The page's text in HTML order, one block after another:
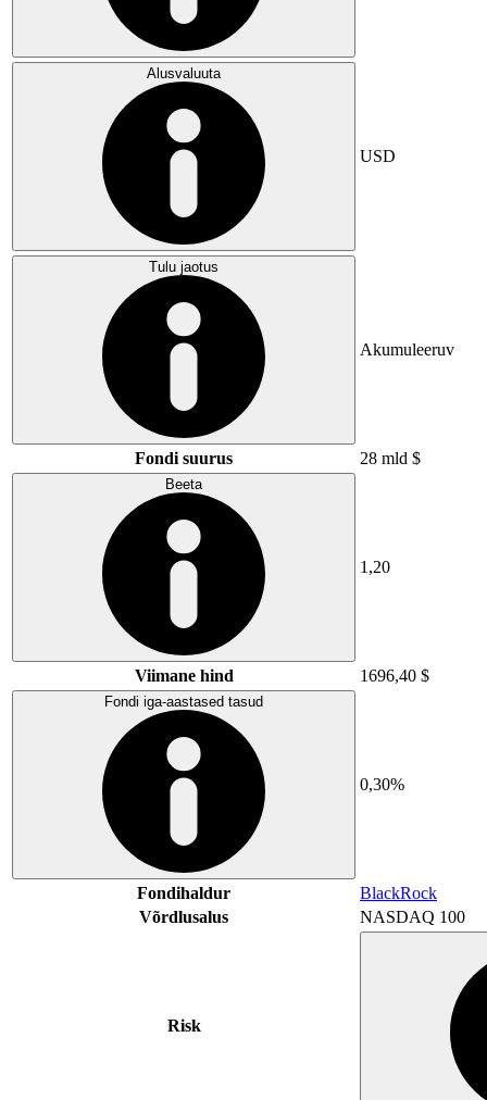
Alusvaluuta
USD
Tulu jaotus
Akumuleeruv
Fondi suurus 28 mld $
Beeta
1,20
Viimane hind 1696,40 $
Fondi iga-aastased tasud
0,30%
Fondihaldur
BlackRock
Võrdlusalus
NASDAQ 100
Risk